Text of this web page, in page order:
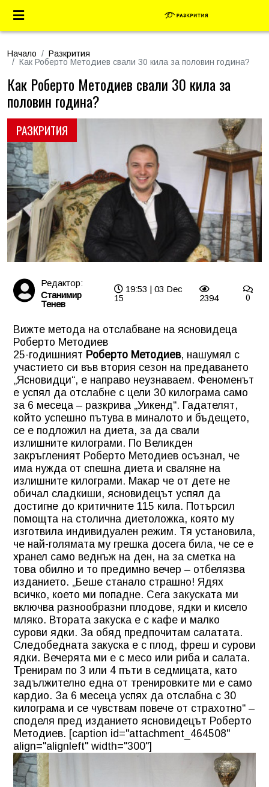
Начало
Разкрития
Как Роберто Методиев свали 30 кила за половин година?
РАЗКРИТИЯ
Как Роберто Методиев свали 30 кила за
половин година?
Редактор:
Станимир
Тенев
19:53 | 03 Dec
15
2394 0
Вижте метода на отслабване на ясновидеца
Роберто Методиев
25-годишният Роберто Методиев, нашумял с
участието си във втория сезон на предаването
„Ясновидци“, е направо неузнаваем. Феноменът
е успял да отслабне с цели 30 килограма само
за 6 месеца – разкрива „Уикенд“. Гадателят,
който успешно пътува в миналото и бъдещето,
се е подложил на диета, за да свали
излишните килограми. По Великден
закръгленият Роберто Методиев осъзнал, че
има нужда от спешна диета и сваляне на
излишните килограми. Макар че от дете не
обичал сладкиши, ясновидецът успял да
достигне до критичните 115 кила. Потърсил
помощта на столична диетоложка, която му
изготвила индивидуален режим. Тя установила,
че най-голямата му грешка досега била, че се е
хранел само веднъж на ден, на за сметка на
това обилно и то предимно вечер – отбелязва
изданието. „Беше станало страшно! Ядях
всичко, което ми попадне. Сега закуската ми
включва разнообразни плодове, ядки и кисело
мляко. Втората закуска е с кафе и малко
сурови ядки. За обяд предпочитам салатата.
Следобедната закуска е с плод, фреш и сурови
ядки. Вечерята ми е с месо или риба и салата.
Тренирам по 3 или 4 пъти в седмицата, като
задължително една от тренировките ми е само
кардио. За 6 месеца успях да отслабна с 30
килограма и се чувствам повече от страхотно“ –
споделя пред изданието ясновидецът Роберто
Методиев. [caption id="attachment_464508"
align="alignleft" width="300"]